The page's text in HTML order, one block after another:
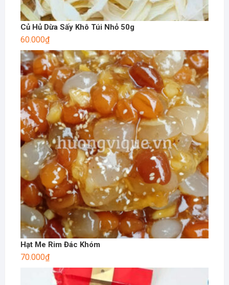
Củ Hủ Dừa Sấy Khô Túi Nhỏ 50g
60.000₫
Hạt Me Rim Đác Khóm
70.000₫